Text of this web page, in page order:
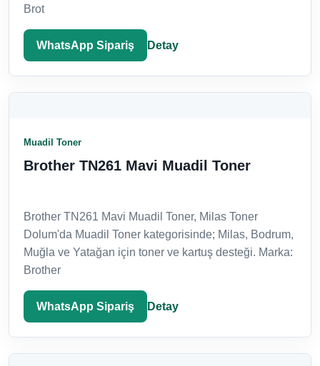
Brot
WhatsApp Sipariş Detay
Muadil Toner
Brother TN261 Mavi Muadil Toner
Brother TN261 Mavi Muadil Toner, Milas Toner
Dolum'da Muadil Toner kategorisinde; Milas, Bodrum,
Muğla ve Yatağan için toner ve kartuş desteği. Marka:
Brother
WhatsApp Sipariş Detay